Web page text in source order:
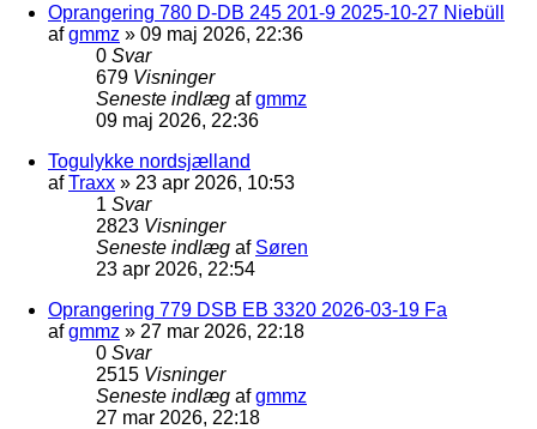
Oprangering 780 D-DB 245 201-9 2025-10-27 Niebüll
afgmmz » 09 maj 2026, 22:36
0 Svar
679 Visninger
Seneste indlæg afgmmz
09 maj 2026, 22:36
Togulykke nordsjælland
afTraxx » 23 apr 2026, 10:53
1 Svar
2823 Visninger
Seneste indlæg af Søren
23 apr 2026, 22:54
Oprangering 779 DSB EB 3320 2026-03-19 Fa
afgmmz » 27 mar 2026, 22:18
0 Svar
2515 Visninger
Seneste indlæg afgmmz
27 mar 2026, 22:18